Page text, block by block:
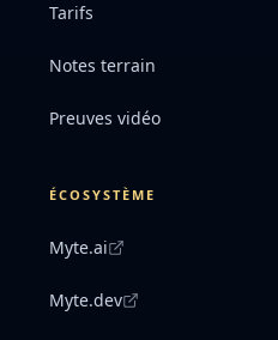
Tarifs
Notes terrain
Preuves vidéo
ÉCOSYSTÈME
Myte.ai
Myte.dev